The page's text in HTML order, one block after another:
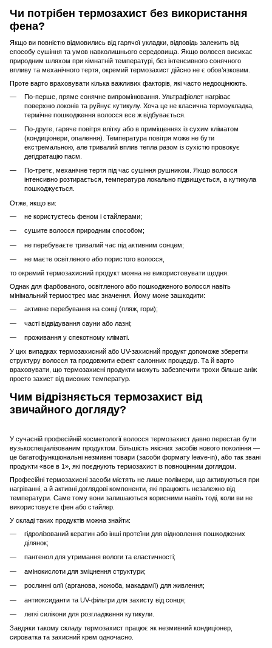
Чи потрібен термозахист без використання
фена?
Якщо ви повністю відмовились від гарячої укладки, відповідь залежить від
способу сушіння та умов навколишнього середовища. Якщо волосся висихає
природним шляхом при кімнатній температурі, без інтенсивного сонячного
впливу та механічного тертя, окремий термозахист дійсно не є обов’язковим.
Проте варто враховувати кілька важливих факторів, які часто недооцінюють.
По-перше, пряме сонячне випромінювання. Ультрафіолет нагріває
поверхню локонів та руйнує кутикулу. Хоча це не класична термоукладка,
термічне пошкодження волосся все ж відбувається.
По-друге, гаряче повітря влітку або в приміщеннях із сухим кліматом
(кондиціонери, опалення). Температура повітря може не бути
екстремальною, але тривалий вплив тепла разом із сухістю провокує
дегідратацію пасм.
По-третє, механічне тертя під час сушіння рушником. Якщо волосся
інтенсивно розтирається, температура локально підвищується, а кутикула
пошкоджується.
Отже, якщо ви:
не користуєтесь феном і стайлерами;
сушите волосся природним способом;
не перебуваєте тривалий час під активним сонцем;
не маєте освітленого або пористого волосся,
то окремий термозахисний продукт можна не використовувати щодня.
Однак для фарбованого, освітленого або пошкодженого волосся навіть
мінімальний термострес має значення. Йому може зашкодити:
активне перебування на сонці (пляж, гори);
часті відвідування сауни або лазні;
проживання у спекотному кліматі.
У цих випадках термозахисний або UV-захисний продукт допоможе зберегти
структуру волосся та продовжити ефект салонних процедур. Та й варто
враховувати, що термозахисні продукти можуть забезпечити трохи більше аніж
просто захист від високих температур.
Чим відрізняється термозахист від
звичайного догляду?
У сучасній професійній косметології волосся термозахист давно перестав бути
вузькоспеціалізованим продуктом. Більшість якісних засобів нового покоління —
це багатофункціональні незмивні товари (засоби формату leave-in), або так звані
продукти «все в 1», які поєднують термозахист із повноцінним доглядом.
Професійні термозахисні засоби містять не лише полімери, що активуються при
нагріванні, а й активні доглядові компоненти, які працюють незалежно від
температури. Саме тому вони залишаються корисними навіть тоді, коли ви не
використовуєте фен або стайлер.
У складі таких продуктів можна знайти:
гідролізований кератин або інші протеїни для відновлення пошкоджених
ділянок;
пантенол для утримання вологи та еластичності;
амінокислоти для зміцнення структури;
рослинні олії (арганова, жожоба, макадамії) для живлення;
антиоксиданти та UV-фільтри для захисту від сонця;
легкі силікони для розгладження кутикули.
Завдяки такому складу термозахист працює як незмивний кондиціонер,
сироватка та захисний крем одночасно.